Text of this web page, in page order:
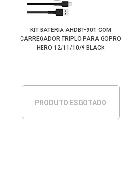
KIT BATERIA AHDBT-901 COM
CARREGADOR TRIPLO PARA GOPRO
HERO 12/11/10/9 BLACK
PRODUTO ESGOTADO